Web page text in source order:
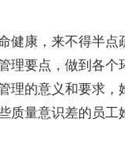
康，来不得半点
理要点，做到各
理的意义和要求
质量意识差的员